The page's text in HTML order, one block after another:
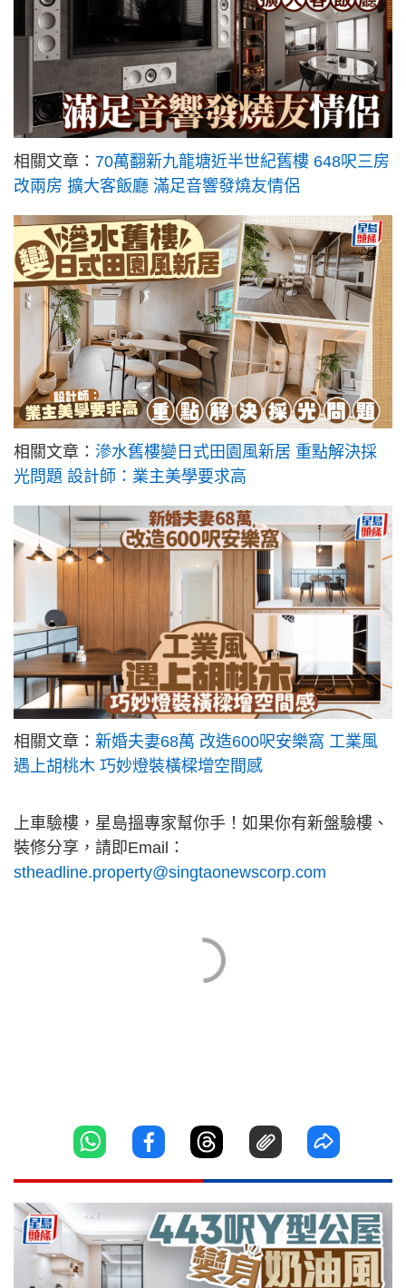
相關文章： 70萬翻新九龍塘近半世紀舊樓 648呎三房
改兩房 擴大客飯廳 滿足音響發燒友情侶
相關文章： 滲水舊樓變日式田園風新居 重點解決採
光問題 設計師：業主美學要求高
相關文章： 新婚夫妻68萬 改造600呎安樂窩 工業風
遇上胡桃木 巧妙燈裝橫樑增空間感
上車驗樓，星島搵專家幫你手！如果你有新盤驗樓、
裝修分享，請即Email：
stheadline.property@singtaonewscorp.com